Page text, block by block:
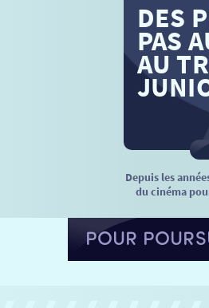
DES
PAS
AU
Depuis les
du cinéma
POUR